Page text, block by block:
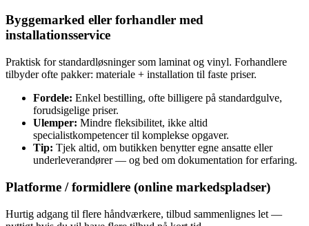
Byggemarked eller forhandler med
installationsservice
Praktisk for standardløsninger som laminat og vinyl. Forhandlere
tilbyder ofte pakker: materiale + installation til faste priser.
Fordele: Enkel bestilling, ofte billigere på standardgulve,
forudsigelige priser.
Ulemper: Mindre fleksibilitet, ikke altid
specialistkompetencer til komplekse opgaver.
Tip: Tjek altid, om butikken benytter egne ansatte eller
underleverandører — og bed om dokumentation for erfaring.
Platforme / formidlere (online markedspladser)
Hurtig adgang til flere håndværkere, tilbud sammenlignes let —